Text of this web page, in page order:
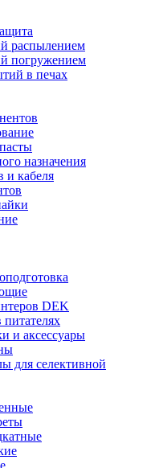
распылением
погружением
в печах
назначения
и кабеля
DEK
и аксессуары
для селективной